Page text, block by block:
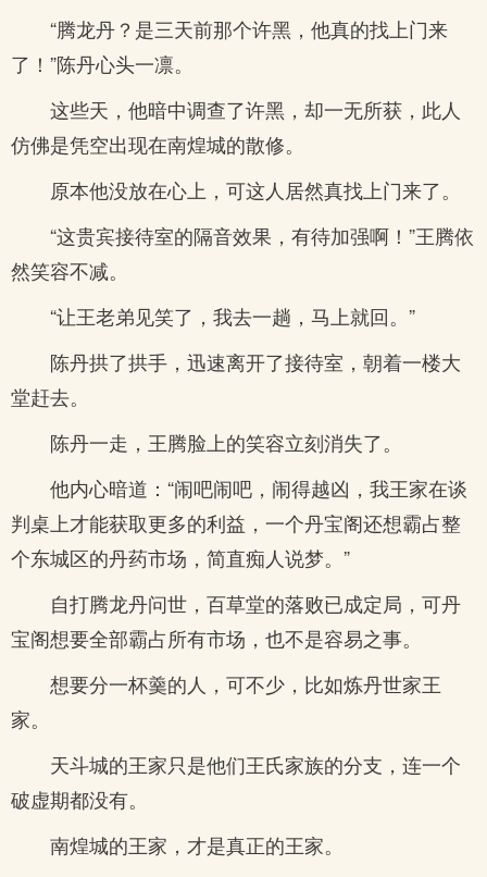
“腾龙丹？是三天前那个许黑，他真的找上门来
了！”陈丹心头一凛。
这些天，他暗中调查了许黑，却一无所获，此人
仿佛是凭空出现在南煌城的散修。
原本他没放在心上，可这人居然真找上门来了。
“这贵宾接待室的隔音效果，有待加强啊！”王腾依
然笑容不减。
“让王老弟见笑了，我去一趟，马上就回。”
陈丹拱了拱手，迅速离开了接待室，朝着一楼大
堂赶去。
陈丹一走，王腾脸上的笑容立刻消失了。
他内心暗道：“闹吧闹吧，闹得越凶，我王家在谈
判桌上才能获取更多的利益，一个丹宝阁还想霸占整
个东城区的丹药市场，简直痴人说梦。”
自打腾龙丹问世，百草堂的落败已成定局，可丹
宝阁想要全部霸占所有市场，也不是容易之事。
想要分一杯羹的人，可不少，比如炼丹世家王
家。
天斗城的王家只是他们王氏家族的分支，连一个
破虚期都没有。
南煌城的王家，才是真正的王家。